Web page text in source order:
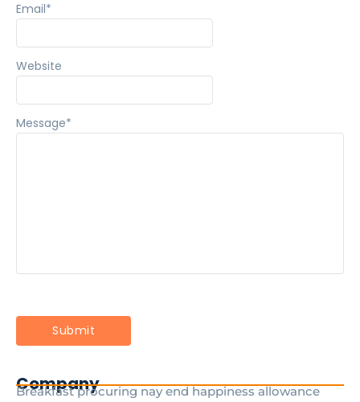
Message*
Email*
Website
Company
Breakfast procuring nay end happiness allowance